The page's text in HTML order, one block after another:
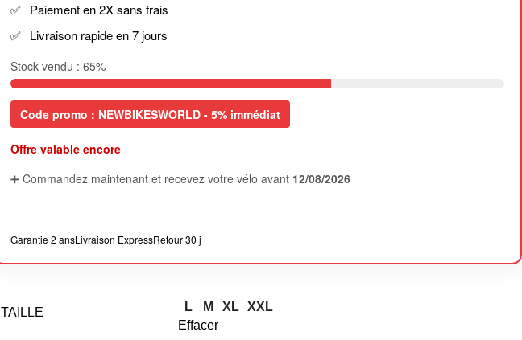
Paiement en 2X sans frais
Livraison rapide en 7 jours
Stock vendu : 65%
Code promo : NEWBIKESWORLD - 5% immédiat
Offre valable encore
➕ Commandez maintenant et recevez votre vélo avant 12/08/2026
Garantie 2 ansLivraison ExpressRetour 30 j
TAILLE L M XL XXL
Effacer